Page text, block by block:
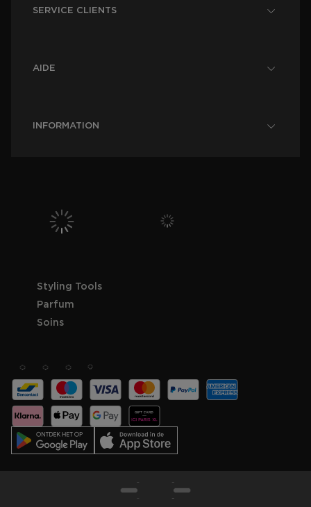
SERVICE CLIENTS
AIDE
INFORMATION
Styling Tools
Parfum
Soins